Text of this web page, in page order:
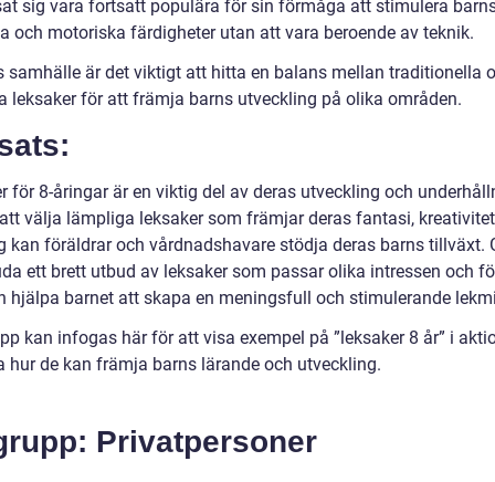
sig vara fortsatt populära för sin förmåga att stimulera
och motoriska färdigheter utan att vara beroende av teknik.
samhälle är det viktigt att hitta en balans mellan traditionella
leksaker för att främja barns utveckling på olika områden.
för 8-åringar är en viktig del av deras utveckling och
välja lämpliga leksaker som främjar deras fantasi,
kan föräldrar och vårdnadshavare stödja deras barns tillväxt.
ett brett utbud av leksaker som passar olika intressen och
hjälpa barnet att skapa en meningsfull och stimulerande
kan infogas här för att visa exempel på ”leksaker 8 år” i
hur de kan främja barns lärande och utveckling.
Privatpersoner